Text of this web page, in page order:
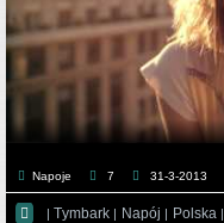
Napoje 7 31-3-2013
 |Tymbark | Napój | Polska |